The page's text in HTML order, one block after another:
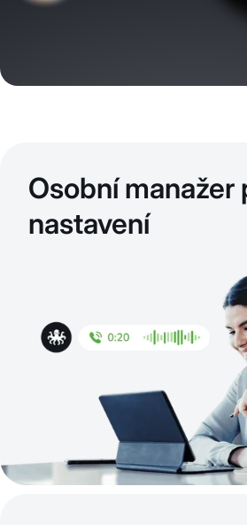
Osobní manažer
nastavení